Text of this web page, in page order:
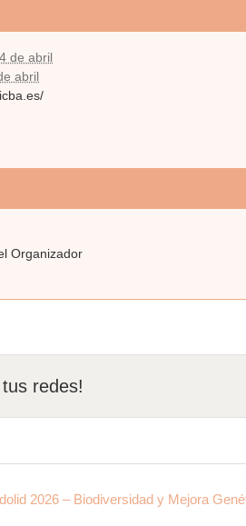
de abril
abril
Organizador
redes!
2026 – Biodiversidad y Mejora